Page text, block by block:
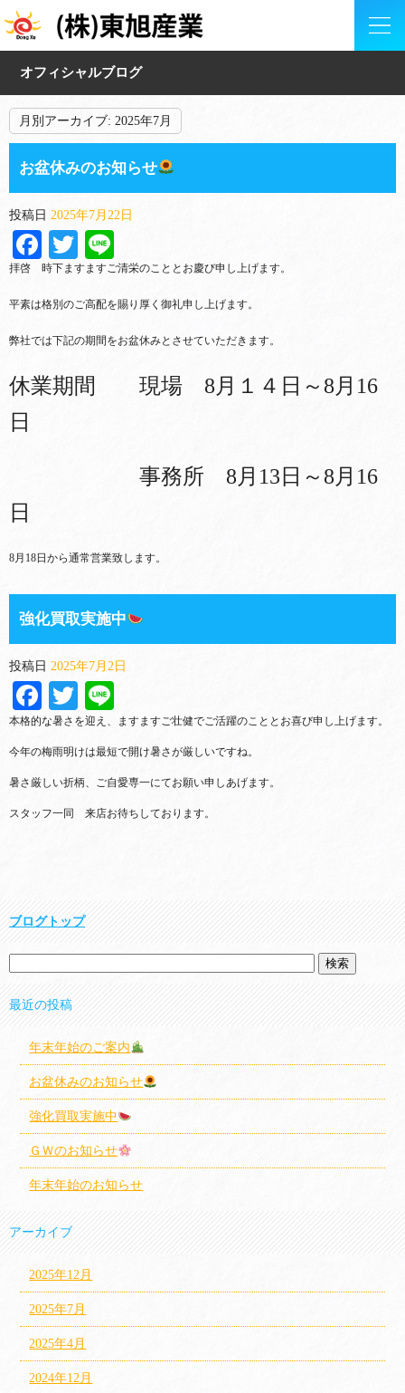
オフィシャルブログ
月別アーカイブ: 2025年7月
お盆休みのお知らせ
投稿日 2025年7月22日
Facebook
Twitter
拝啓 時下ますますご清栄のこととお慶び申し上げます。
平素は格別のご高配を賜り厚く御礼申し上げます。
弊社では下記の期間をお盆休みとさせていただきます。
休業期間 現場 8月１４日～8月16
日
事務所 8月13日～8月16
日
8月18日から通常営業致します。
強化買取実施中
投稿日 2025年7月2日
Facebook
Twitter
本格的な暑さを迎え、ますますご壮健でご活躍のこととお喜び申し上げます。
今年の梅雨明けは最短で開け暑さが厳しいですね。
暑さ厳しい折柄、ご自愛専一にてお願い申しあげます。
スタッフ一同 来店お待ちしております。
ブログトップ
最近の投稿
年末年始のご案内
お盆休みのお知らせ
強化買取実施中
ＧＷのお知らせ
年末年始のお知らせ
アーカイブ
2025年12月
2025年7月
2025年4月
2024年12月